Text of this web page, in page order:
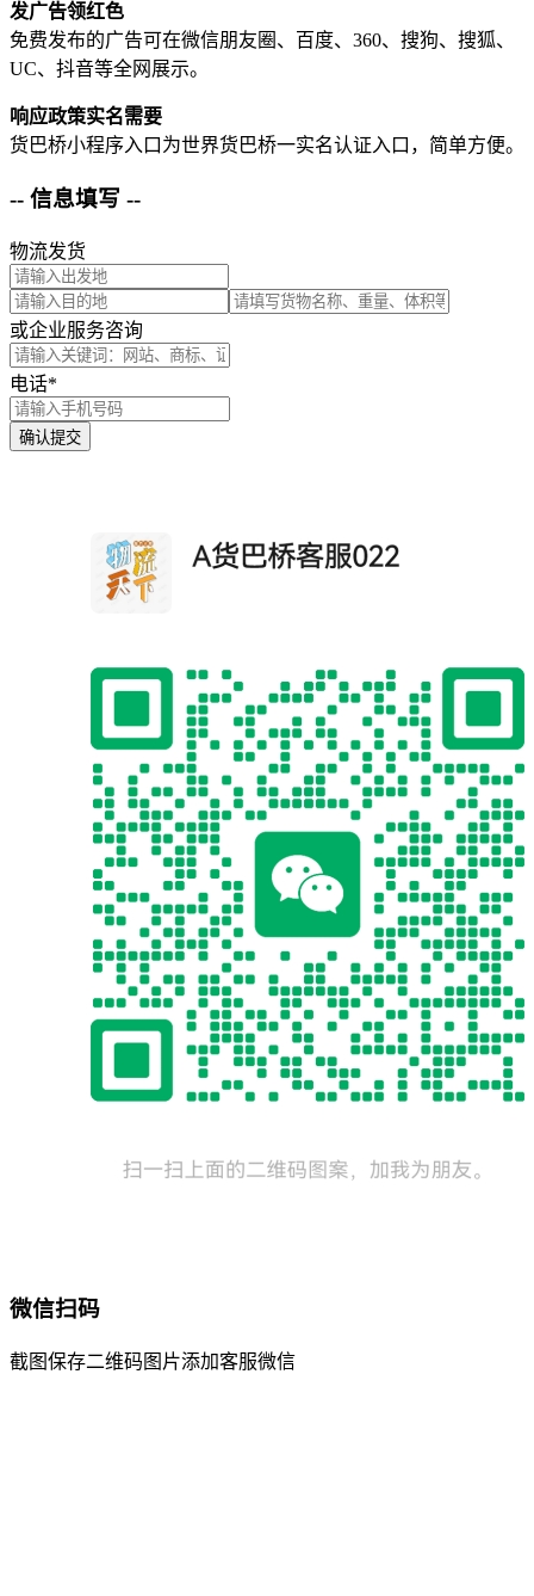
发广告领红色
免费发布的广告可在微信朋友圈、百度、360、搜狗、搜狐、
UC、抖音等全网展示。
响应政策实名需要
货巴桥小程序入口为世界货巴桥一实名认证入口，简单方便。
-- 信息填写 --
物流发货
或企业服务咨询
电话*
确认提交
微信扫码
截图保存二维码图片添加客服微信